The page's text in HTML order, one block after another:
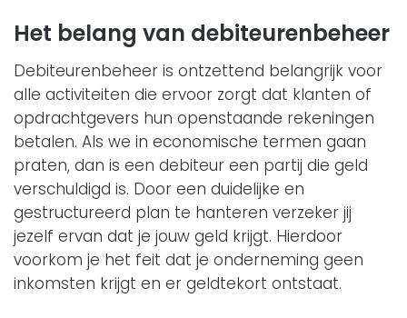
Het belang van debiteurenbeheer
Debiteurenbeheer is ontzettend belangrijk voor
alle activiteiten die ervoor zorgt dat klanten of
opdrachtgevers hun openstaande rekeningen
betalen. Als we in economische termen gaan
praten, dan is een debiteur een partij die geld
verschuldigd is. Door een duidelijke en
gestructureerd plan te hanteren verzeker jij
jezelf ervan dat je jouw geld krijgt. Hierdoor
voorkom je het feit dat je onderneming geen
inkomsten krijgt en er geldtekort ontstaat.